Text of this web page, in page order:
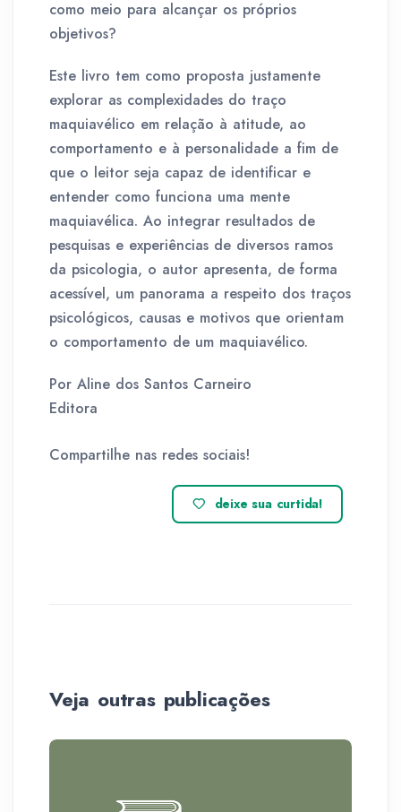
como meio para alcançar os próprios
objetivos?
Este livro tem como proposta justamente
explorar as complexidades do traço
maquiavélico em relação à atitude, ao
comportamento e à personalidade a fim de
que o leitor seja capaz de identificar e
entender como funciona uma mente
maquiavélica. Ao integrar resultados de
pesquisas e experiências de diversos ramos
da psicologia, o autor apresenta, de forma
acessível, um panorama a respeito dos traços
psicológicos, causas e motivos que orientam
o comportamento de um maquiavélico.
Por Aline dos Santos Carneiro
Editora
Compartilhe nas redes sociais!
deixe sua curtida!
Veja outras publicações